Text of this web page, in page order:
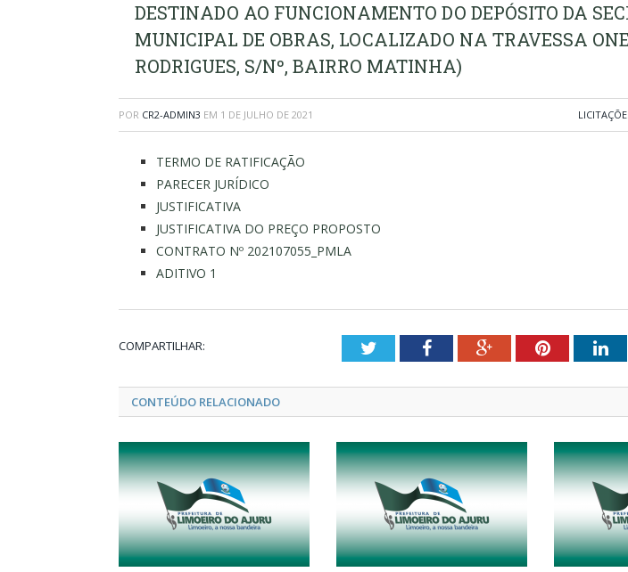
DESTINADO AO FUNCIONAMENTO DO DEPÓSITO DA
MUNICIPAL DE OBRAS, LOCALIZADO NA TRAVESSA
RODRIGUES, S/Nº, BAIRRO MATINHA)
POR CR2-ADMIN3 EM 1 DE JULHO DE 2021
TERMO DE RATIFICAÇÃO
PARECER JURÍDICO
JUSTIFICATIVA
JUSTIFICATIVA DO PREÇO PROPOSTO
CONTRATO Nº 202107055_PMLA
ADITIVO 1
COMPARTILHAR: TwitterFacebookGoogle+Pinterest
CONTEÚDO RELACIONADO